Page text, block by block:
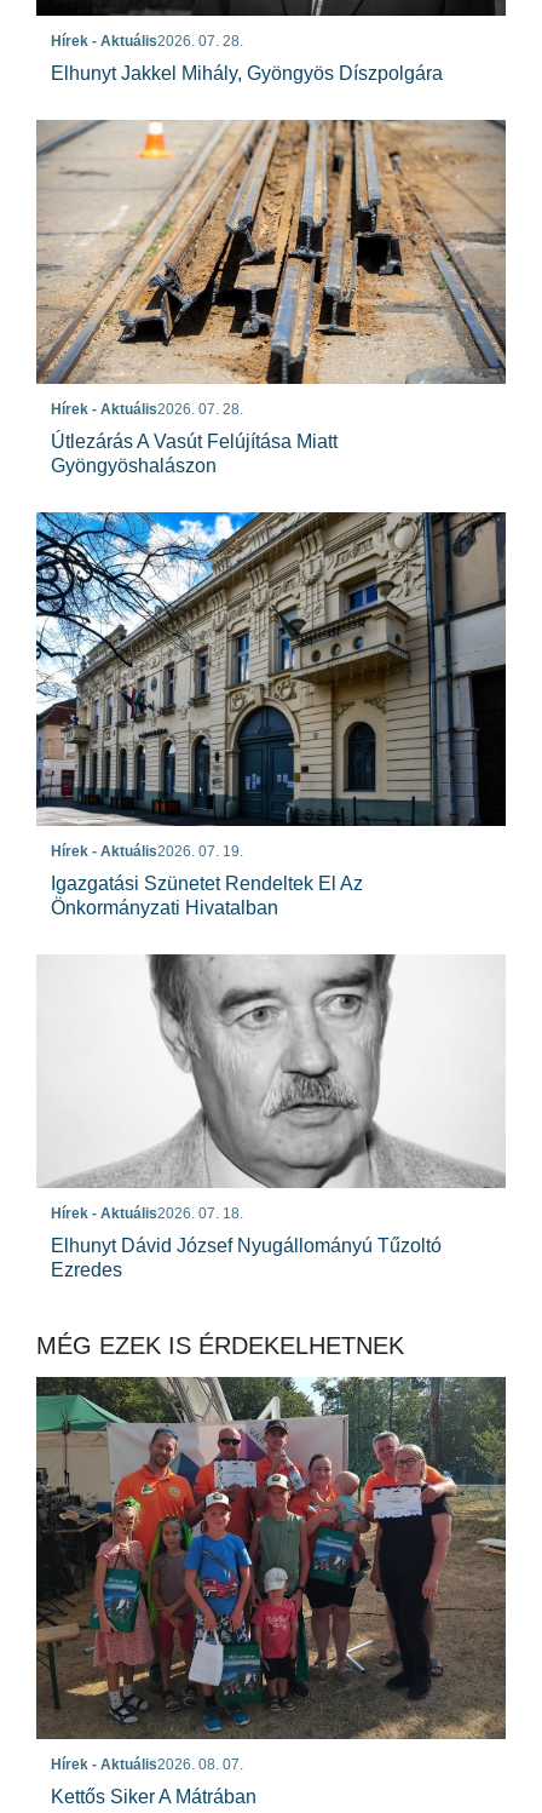
Hírek - Aktuális2026. 07. 28.
Elhunyt Jakkel Mihály, Gyöngyös Díszpolgára
Hírek - Aktuális2026. 07. 28.
Útlezárás A Vasút Felújítása Miatt
Gyöngyöshalászon
Hírek - Aktuális2026. 07. 19.
Igazgatási Szünetet Rendeltek El Az
Önkormányzati Hivatalban
Hírek - Aktuális2026. 07. 18.
Elhunyt Dávid József Nyugállományú Tűzoltó
Ezredes
MÉG EZEK IS ÉRDEKELHETNEK
Hírek - Aktuális2026. 08. 07.
Kettős Siker A Mátrában